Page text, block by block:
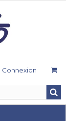
Connexion